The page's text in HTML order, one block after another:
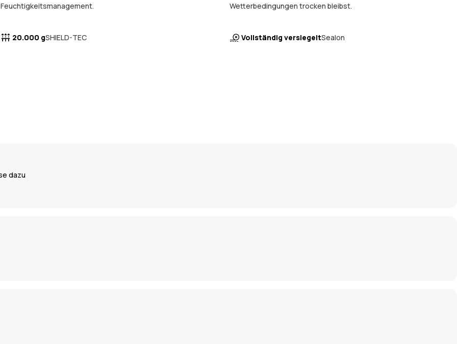
Feuchtigkeitsmanagement.
20.000 gSHIELD-TEC
Wetterbedingungen trocken bleibst.
Vollständig versiegeltSealon
dazu